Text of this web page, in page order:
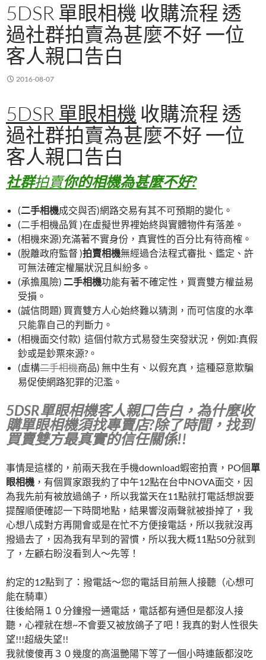
5DSR 單眼相機 收購流程 透
過社群拍賣為甚麼不好 一位
客人親口告白
2016-08-07
5DSR 單眼相機 收購流程 透
過社群拍賣為甚麼不好 一位
客人親口告白
社群拍賣你的相機為甚麼不好?
(二手相機成交與否)網路交易有其不可預期的變化。
(二手相機品質 )在虛擬世界裡始終與實體物件有落差。
(相機來源)充滿著不實身份，真實性的百分比有待商榷。
(脫離政府監督 )拍賣相機無經過合法程式審批、鑑定、許
可無法確定權屬狀況且糾紛多。
(承擔風險) 二手相機功能有著不確定性，買賣雙方權益易
受損。
(誠信問題) 買賣雙方人心始終難以猜測，而可信度的水準
只能靠自己的判斷力。
(相機面交付款) 這個付款方式易發生突發狀況，例如:真假
鈔或是鈔票來源?。
(虛構二手相機商品) 無中生有、以假充真，這種惡意欺騙
易促使網路犯罪的氾濫。
5DSR單眼相機客人親口告白，為什麼收
購單眼相機須找專賣店?除了時間，找到
買賣雙方最真實的信任關係!!
事情是這樣的，前兩天我在手機download蝦密拍賣，PO個單
眼相機 ，有個買家跟我約了中午12點在台中NOVA面交，因
為我先前有被放過鴿子，所以我當天在11點就打電話想說要
提醒順便確認一下時間地點，結果響沒兩聲就被掛掉了，我
心想八成對方再開會或是在忙不方便接電話，所以我就沒再
撥過去了，因為我有早到的習慣，所以我大概11點50分就到
了，左顧右盼沒看到人～先等！
約定的12點到了：撥電話～您的電話目前無人接聽（心想可
能在騎車）
往後給隔１０分鐘撥一通電話，電話都有通但是都沒人接
聽，心裡就在想~不會要又被放鴿子了吧！我真的對人性很失
望!!!超級失望!!
我就傻傻再３０幾度的高溫艷陽下等了一個小時連飯都沒吃